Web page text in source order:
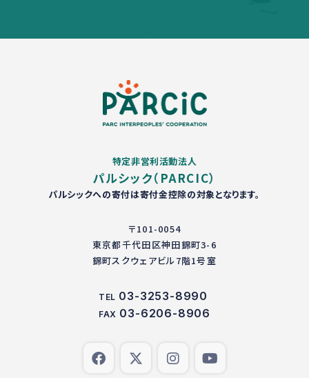
特定非営利活動法人
パルシック（PARCIC）
パルシックへの寄付は寄付金控除の対象となります。
〒101-0054
東京都千代田区神田錦町3-6
錦町スクウェアビル7階1号室
TEL 03-3253-8990
FAX 03-6206-8906